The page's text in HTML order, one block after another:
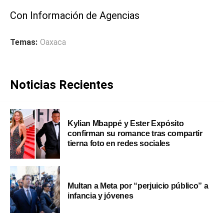
Con Información de Agencias
Temas: Oaxaca
Noticias Recientes
Kylian Mbappé y Ester Expósito
confirman su romance tras compartir
tierna foto en redes sociales
Multan a Meta por “perjuicio público” a
infancia y jóvenes